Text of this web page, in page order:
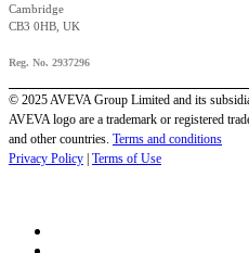
Cambridge
CB3 0HB, UK
Reg. No. 2937296
© 2025 AVEVA Group Limited and its
AVEVA logo are a trademark or registered
and other countries. Terms and conditions
Privacy Policy Terms of Use